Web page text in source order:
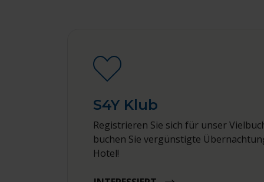
S4Y Klub
Registrieren Sie sich für unser
buchen Sie vergünstigte
Hotel!